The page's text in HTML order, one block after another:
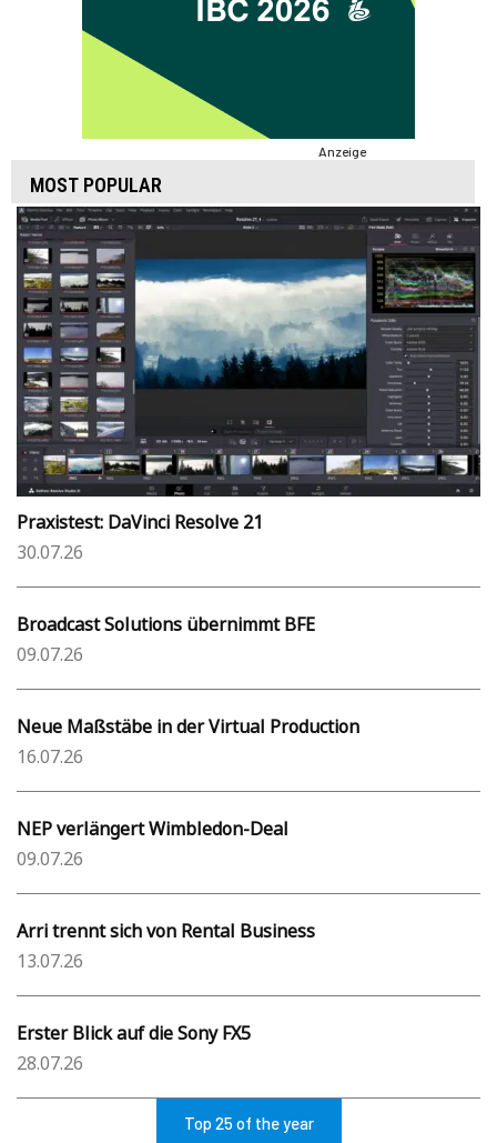
Anzeige
MOST POPULAR
Praxistest: DaVinci Resolve 21
30.07.26
Broadcast Solutions übernimmt BFE
09.07.26
Neue Maßstäbe in der Virtual Production
16.07.26
NEP verlängert Wimbledon-Deal
09.07.26
Arri trennt sich von Rental Business
13.07.26
Erster Blick auf die Sony FX5
28.07.26
Top 25 of the year